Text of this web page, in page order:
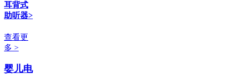
耳背式
助听器>
查看更
多 >
婴儿电